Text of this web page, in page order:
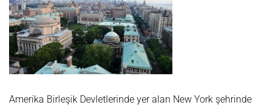
Amerika Birleşik Devletlerinde yer alan New York şehrinde